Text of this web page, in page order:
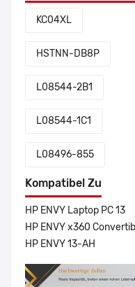
KC04XL
HSTNN-DB8P
L08544-2B1
L08544-1C1
L08496-855
Kompatibel Zu
HP ENVY Laptop PC 13
HP ENVY x360
HP ENVY 13-AH